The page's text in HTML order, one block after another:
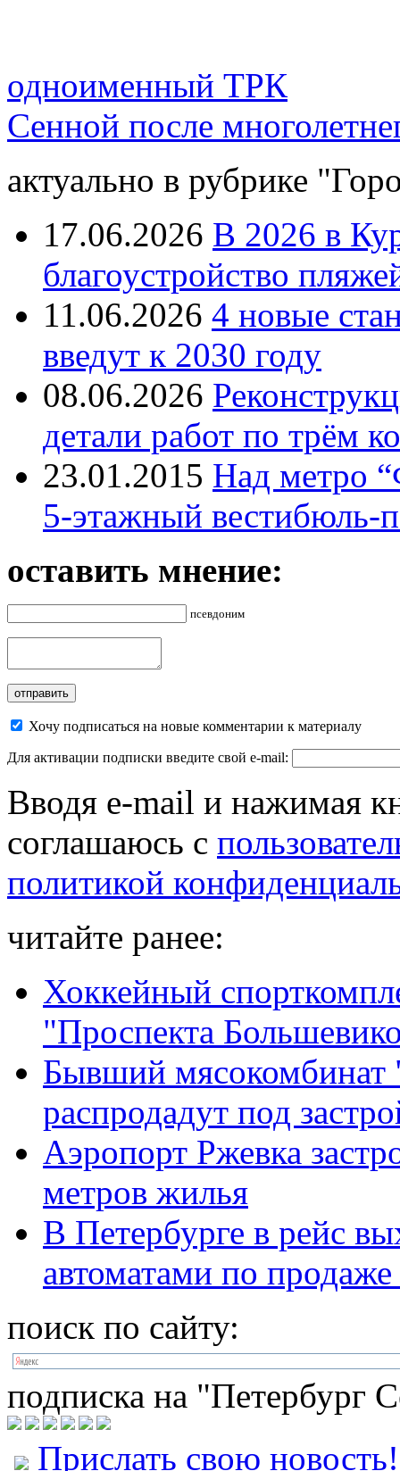
одноименный ТРК
Сенной после
актуально в рубрике
17.06.2026 В 2026 в
благоустройство
11.06.2026 4 новые
введут к 2030 году
08.06.2026
детали работ по трём
23.01.2015 Над метро
5-этажный вестибюль-
оставить мнение:
псевдоним
Хочу подписаться на новые комментарии к материалу
Для активации подписки введите свой e-mail:
Вводя e-mail и нажимая
соглашаюсь с
политикой
читайте ранее:
Хоккейный
"Проспекта
Бывший мясокомбинат
распродадут под
Аэропорт Ржевка
метров жилья
В Петербурге в рейс
автоматами по продаже
поиск по сайту:
подписка на "Петербург
Прислать свою новость!